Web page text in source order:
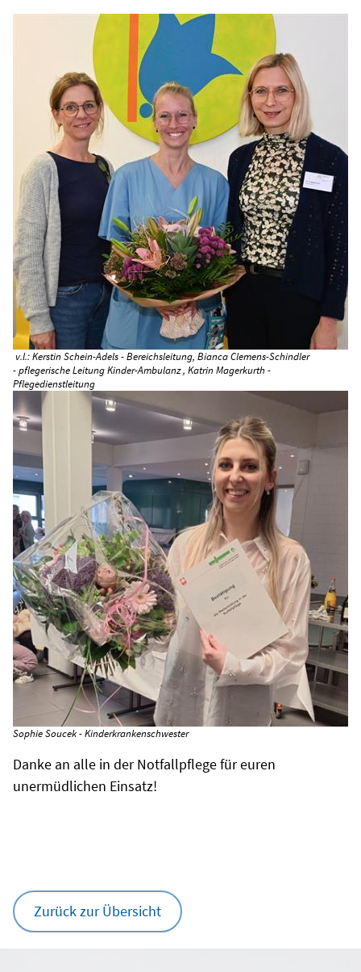
v.l.: Kerstin Schein-Adels - Bereichsleitung, Bianca Clemens-Schindler
- pflegerische Leitung Kinder-Ambulanz , Katrin Magerkurth -
Pflegedienstleitung
Sophie Soucek - Kinderkrankenschwester
Danke an alle in der Notfallpflege für euren
unermüdlichen Einsatz!
Zurück zur Übersicht